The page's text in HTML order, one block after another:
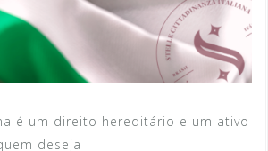
é um direito hereditário e um ativo
deseja